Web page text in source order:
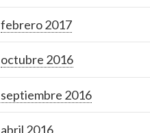
febrero 2017
octubre 2016
septiembre 2016
abril 2016